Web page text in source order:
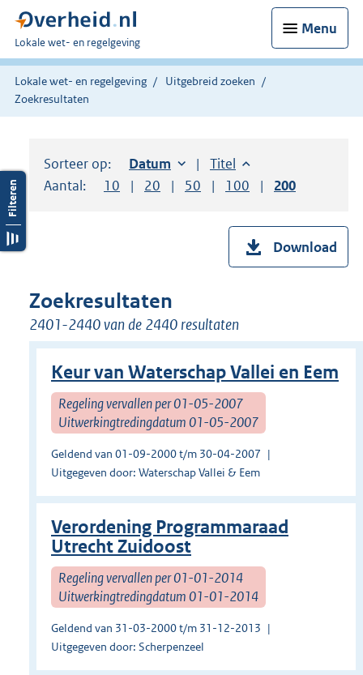
Menu
U
bent
hier:
Lokale wet- en regelgeving
Lokale wet- en regelgeving
Uitgebreid zoeken
Zoekresultaten
Sorteer op: Sorteer op:
Datum oplopendSorteer op:
Titel oplopend
Aantal:
Toon
10 resultaten per pagina
Toon
20 resultaten per pagina
Toon
50 resultaten per pagina
Toon
100 resultaten per
Toon
200
Download
Zoekresultaten
2401-2440 van de 2440 resultaten
Keur van Waterschap Vallei en Eem
Regeling vervallen per 01-05-2007
Uitwerkingtredingdatum 01-05-2007
Geldend van 01-09-2000 t/m 30-04-2007
Uitgegeven door: Waterschap Vallei & Eem
Verordening Programmaraad
Utrecht Zuidoost
Regeling vervallen per 01-01-2014
Uitwerkingtredingdatum 01-01-2014
Geldend van 31-03-2000 t/m 31-12-2013
Uitgegeven door: Scherpenzeel